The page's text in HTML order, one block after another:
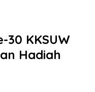
30 KKSUW
Hadiah